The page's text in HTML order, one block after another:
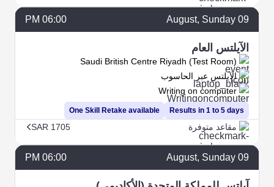
09
August, Sunday
06:00 PM
الآيلتس العام
Saudi British Centre Riyadh (Test Room)
Results in 1 to 5 days
الآيلتس عبر الحاسوب
Writing on computer
One Skill Retake available
مقاعد متوفرة SAR 1705
09
August, Sunday
06:00 PM